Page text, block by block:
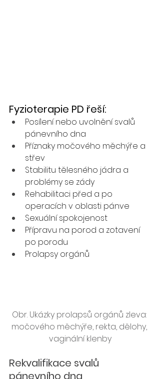
Fyzioterapie PD řeší:
Posílení nebo uvolnění svalů
pánevního dna
Příznaky močového měchýře a
střev
Stabilitu tělesného jádra a
problémy se zády
Rehabilitaci před a po
operacích v oblasti pánve
Sexuální spokojenost
Přípravu na porod a zotavení
po porodu
Prolapsy orgánů
Obr. Ukázky prolapsů orgánů zleva:
močového měchýře, rekta, dělohy,
vaginální klenby
Rekvalifikace svalů
pánevního dna